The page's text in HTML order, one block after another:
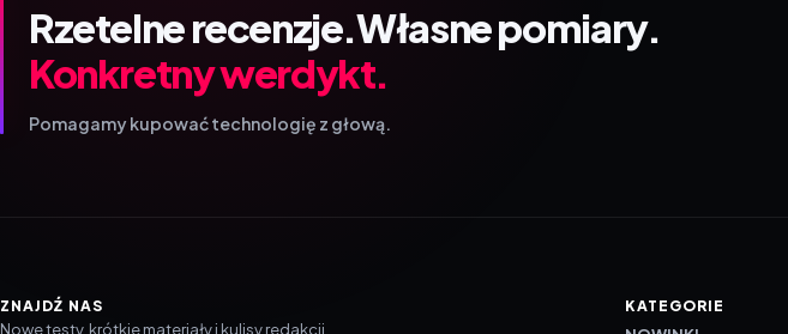
Rzetelne recenzje.Własne pomiary.
Konkretny werdykt.
Pomagamy kupować technologię z głową.
ZNAJDŹ NAS
Nowe testy, krótkie materiały i kulisy redakcji.
KATEGORIE